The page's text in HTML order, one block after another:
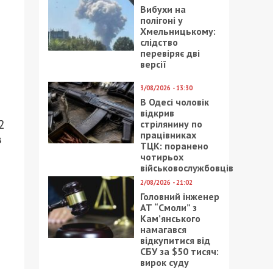
Вибухи на
полігоні у
Хмельницькому:
слідство
перевіряє дві
версії
3/08/2026 - 13:30
В Одесі чоловік
відкрив
стрілянину по
працівниках
ТЦК: поранено
чотирьох
військовослужбовців
2/08/2026 - 21:02
Головний інженер
АТ “Смоли” з
Кам’янського
намагався
відкупитися від
СБУ за $50 тисяч:
вирок суду